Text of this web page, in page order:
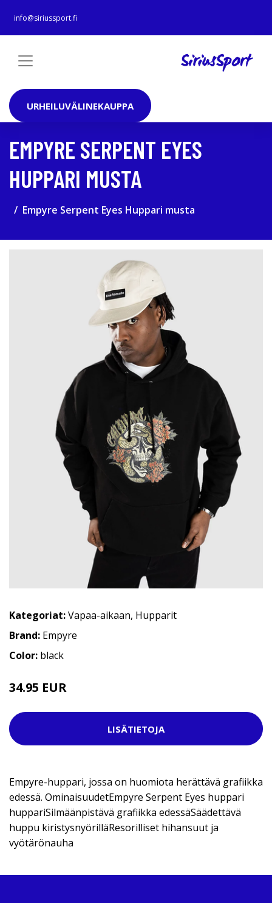
info@siriussport.fi
URHEILUVÄLINEKAUPPA
EMPYRE SERPENT EYES
HUPPARI MUSTA
Empyre Serpent Eyes Huppari musta
Kategoriat:Vapaa-aikaan, Hupparit
Brand: Empyre
Color: black
34.95 EUR
LISÄTIETOJA
Empyre-huppari, jossa on huomiota herättävä grafiikka
edessä. OminaisuudetEmpyre Serpent Eyes huppari
huppariSilmäänpistävä grafiikka edessäSäädettävä
huppu kiristysnyörilläResorilliset hihansuut ja
vyötärönauha